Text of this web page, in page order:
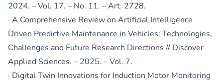
2024. – Vol. 17. – No. 11. – Art. 2728.
· A Comprehensive Review on Artificial Intelligence
Driven Predictive Maintenance in Vehicles: Technologies,
Challenges and Future Research Directions // Discover
Applied Sciences. – 2025. – Vol. 7.
· Digital Twin Innovations for Induction Motor Monitoring